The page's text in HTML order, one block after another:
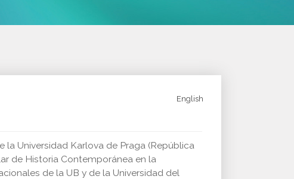
English
Universidad Karlova de Praga (República
de Historia Contemporánea en la
de la UB y de la Universidad del